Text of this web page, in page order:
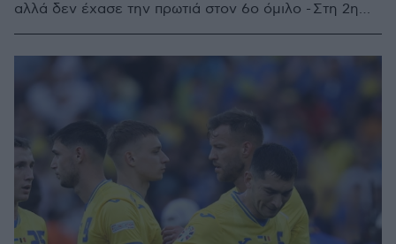
αλλά δεν έχασε την πρωτιά στον 6ο όμιλο - Στη 2η